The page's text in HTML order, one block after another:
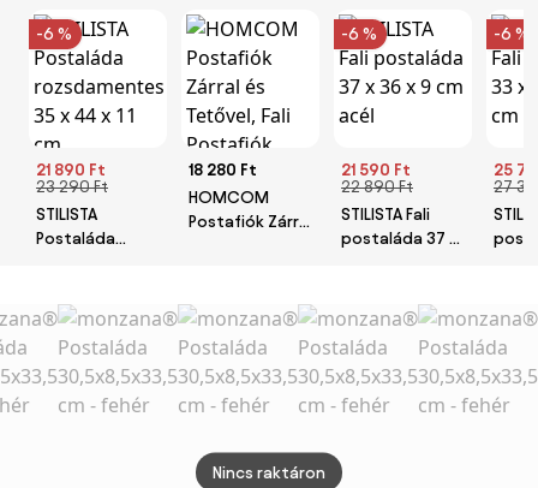
-6 %
21 890 Ft
23 290 Ft
STILISTA
Postaláda
18 280 Ft
HOMCOM
Postafiók Zárral
Horganyzott
Acélból, Kültéri
Használatra, 32
x 10 x 45 cm,
Sötétszürke |
-6 %
21 590 Ft
22 890 Ft
STILISTA Fali
postaláda 37 x
-6 %
25
27
Nincs raktáron